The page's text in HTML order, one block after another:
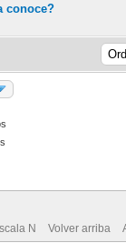
conoce?
N Volver arriba